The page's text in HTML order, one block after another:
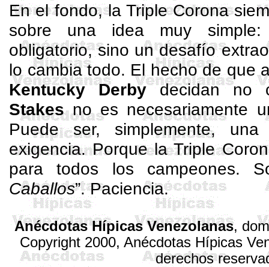
En el fondo, la Triple Corona
sobre una idea muy
obligatorio, sino un desafío
lo cambia todo. El hecho de que
Kentucky Derbydecidan no
Stakesno es necesariamente
Puede ser, simplemente,
exigencia. Porque la Triple
para todos los campeones.
Caballos”. Paciencia.
Anécdotas Hípicas Venezolanas,
Copyright 2000, Anécdotas Hípicas
derechos